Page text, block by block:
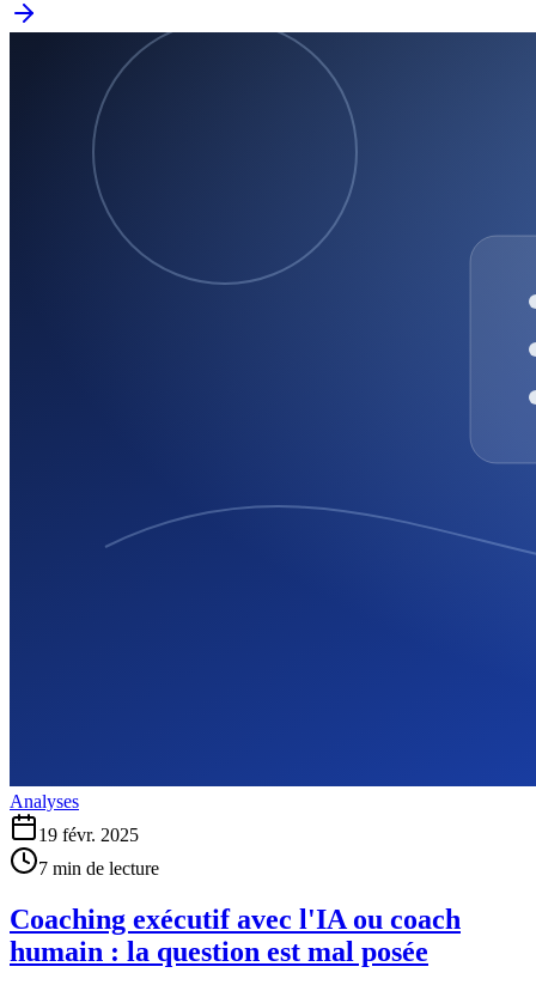
Analyses
19 févr. 2025
7 min de lecture
Coaching exécutif avec l'IA ou coach
humain : la question est mal posée